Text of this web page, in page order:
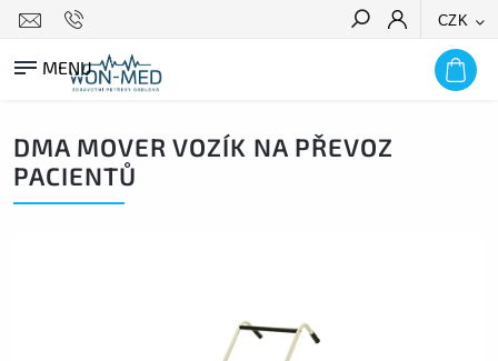
CZK
HLEDAT
DMA MOVER VOZÍK NA PŘEVOZ
PACIENTŮ